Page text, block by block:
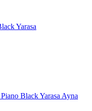
Yarasa
Black Yarasa Ayna